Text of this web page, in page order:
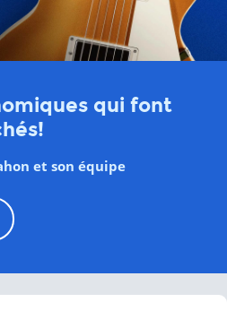
qui font
et son équipe